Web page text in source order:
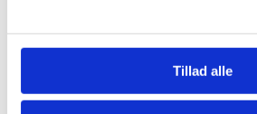
Tillad alle
Sakse, nåle mm.
Til patchwork
Skabeloner pedari æsker